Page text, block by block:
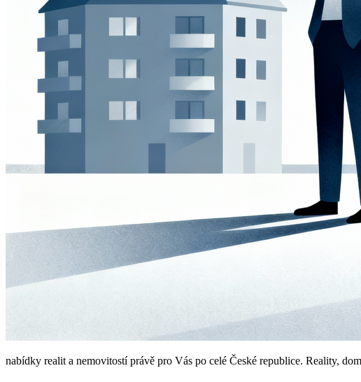
nabídky realit a nemovitostí právě pro Vás po celé České republice. Reality,